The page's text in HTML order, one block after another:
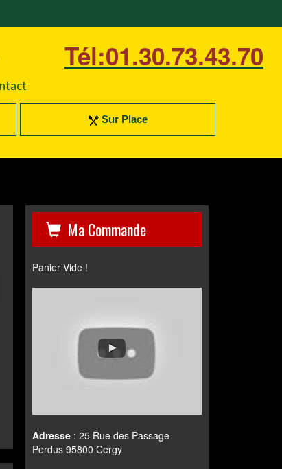
Sur Place
Tél:01.30.73.43.70
Ma Commande
Panier Vide !
Adresse : 25 Rue des Passage
Perdus 95800 Cergy